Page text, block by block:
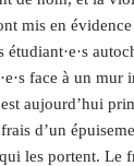
mis en
face à un
aujourd’hui
d’un
les portent. Le